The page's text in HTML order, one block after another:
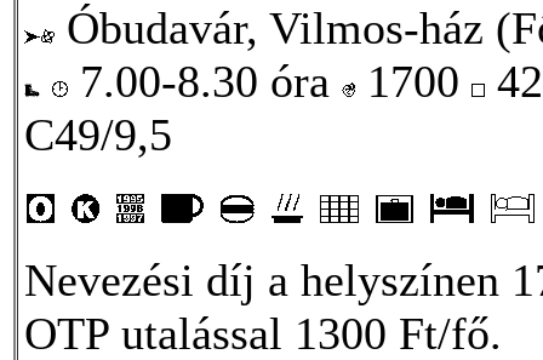
Óbudavár, Vilmos-ház
7.00-8.30 óra
1700
C49/9,5
Nevezési díj a helyszínen
OTP utalással 1300 Ft/fő.